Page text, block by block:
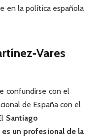
en la política española
confundirse con el
de España con el
Santiago
es un profesional de la